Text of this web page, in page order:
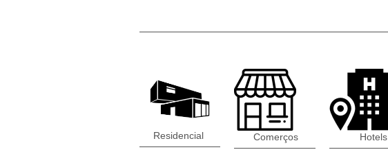
Residencial Comerços
Hotels